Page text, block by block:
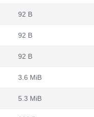
92 B
92 B
92 B
3.6 MiB
5.3 MiB